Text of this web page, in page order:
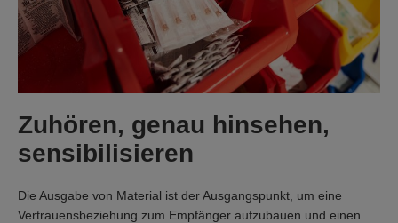
Zuhören, genau hinsehen,
sensibilisieren
Die Ausgabe von Material ist der Ausgangspunkt, um eine
Vertrauensbeziehung zum Empfänger aufzubauen und einen